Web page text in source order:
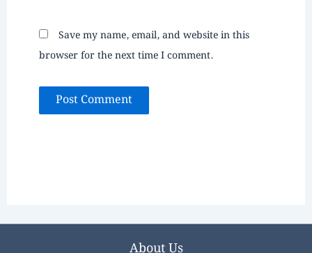
Save my name, email, and website in this
browser for the next time I comment.
About Us